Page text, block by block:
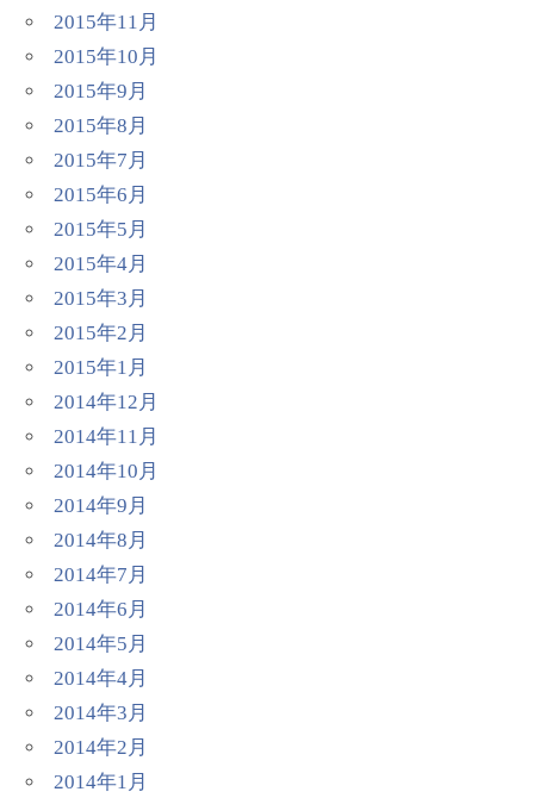
2015年11月
2015年10月
2015年9月
2015年8月
2015年7月
2015年6月
2015年5月
2015年4月
2015年3月
2015年2月
2015年1月
2014年12月
2014年11月
2014年10月
2014年9月
2014年8月
2014年7月
2014年6月
2014年5月
2014年4月
2014年3月
2014年2月
2014年1月